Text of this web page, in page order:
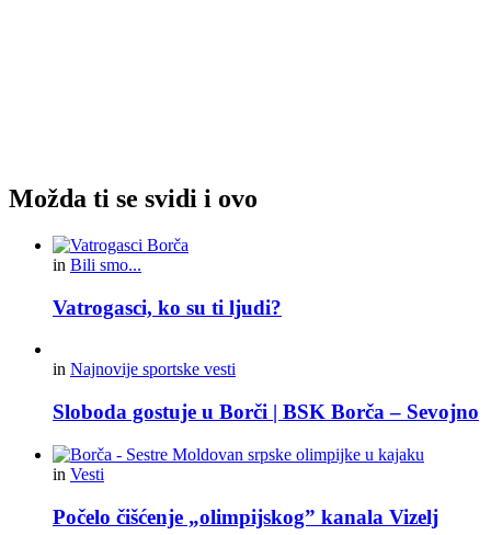
Možda ti se svidi i ovo
in Bili smo...
Vatrogasci, ko su ti ljudi?
in Najnovije sportske vesti
Sloboda gostuje u Borči | BSK Borča – Sevojno
in Vesti
Počelo čišćenje „olimpijskog” kanala Vizelj